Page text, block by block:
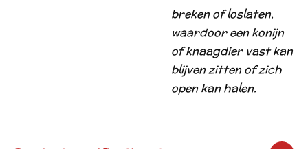
breken of loslaten,
waardoor een konijn
of knaagdier vast kan
blijven zitten of zich
open kan halen.